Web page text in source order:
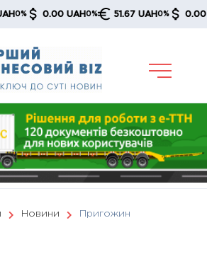
0.00 UAH0% 51.67 UAH0% 0.00 UAH
Новини Пригожин